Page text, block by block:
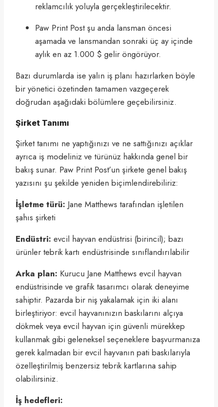
reklamcılık yoluyla gerçekleştirilecektir.
Paw Print Post şu anda lansman öncesi
aşamada ve lansmandan sonraki üç ay içinde
aylık en az 1.000 $ gelir öngörüyor.
Bazı durumlarda ise yalın iş planı hazırlarken böyle
bir yönetici özetinden tamamen vazgeçerek
doğrudan aşağıdaki bölümlere geçebilirsiniz.
Şirket Tanımı
Şirket tanımı ne yaptığınızı ve ne sattığınızı açıklar
ayrıca iş modeliniz ve türünüz hakkında genel bir
bakış sunar. Paw Print Post’un şirkete genel bakış
yazısını şu şekilde yeniden biçimlendirebiliriz:
İşletme türü: Jane Matthews tarafından işletilen
şahıs şirketi
Endüstri: evcil hayvan endüstrisi (birincil); bazı
ürünler tebrik kartı endüstrisinde sınıflandırılabilir
Arka plan: Kurucu Jane Matthews evcil hayvan
endüstrisinde ve grafik tasarımcı olarak deneyime
sahiptir. Pazarda bir niş yakalamak için iki alanı
birleştiriyor: evcil hayvanınızın baskılarını alçıya
dökmek veya evcil hayvan için güvenli mürekkep
kullanmak gibi geleneksel seçeneklere başvurmanıza
gerek kalmadan bir evcil hayvanın pati baskılarıyla
özelleştirilmiş benzersiz tebrik kartlarına sahip
olabilirsiniz.
İş hedefleri: